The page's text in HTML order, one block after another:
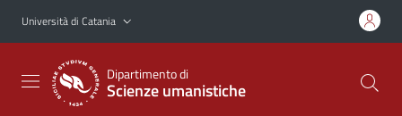
Vai al contenuto principale
Vai al menu di navigazione
Università di Catania
Dipartimento di
Scienze umanistiche